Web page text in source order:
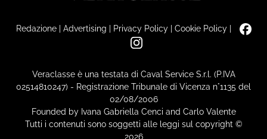
Redazione| Advertising | Privacy Policy| Cookie Policy|
Veraclasse è una testata di Caval Service S.r.l. (P.IVA
02514810247) - Registrazione Tribunale di Vicenza n°1135 del
02/08/2006
Founded by Ivana Gabriella Cenci and Carlo Valente
Tutti i contenuti sono soggetti alle leggi sul copyright ©
2026